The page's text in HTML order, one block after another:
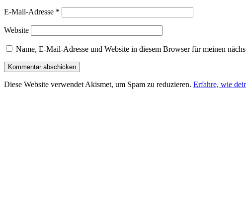
E-Mail-Adresse *
Website
Name, E-Mail-Adresse und Website in diesem Browser für meinen
Diese Website verwendet Akismet, um Spam zu reduzieren. Erfahre, wie